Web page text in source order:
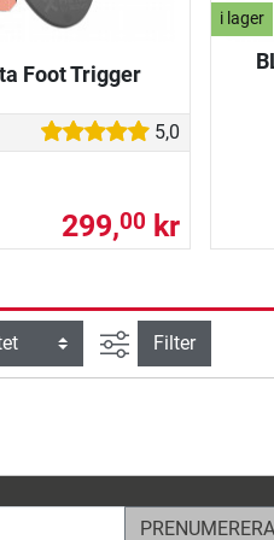
Foot Trigger
5,0
299,00 kr
i lager
Avancerad sök
Filter